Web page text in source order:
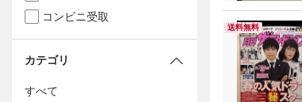
送料無料
コンビニ受取
カテゴリ
すべて